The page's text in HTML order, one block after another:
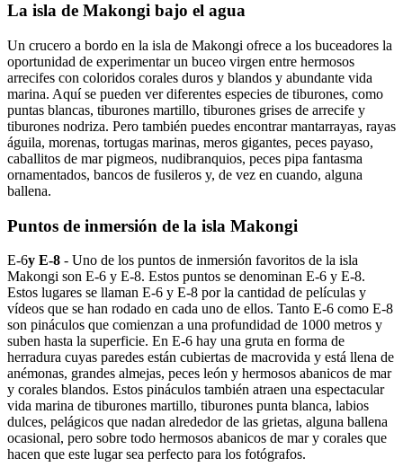
La isla de Makongi bajo el agua
Un crucero a bordo en la isla de Makongi ofrece a los buceadores la
oportunidad de experimentar un buceo virgen entre hermosos
arrecifes con coloridos corales duros y blandos y abundante vida
marina. Aquí se pueden ver diferentes especies de tiburones, como
puntas blancas, tiburones martillo, tiburones grises de arrecife y
tiburones nodriza. Pero también puedes encontrar mantarrayas, rayas
águila, morenas, tortugas marinas, meros gigantes, peces payaso,
caballitos de mar pigmeos, nudibranquios, peces pipa fantasma
ornamentados, bancos de fusileros y, de vez en cuando, alguna
ballena.
Puntos de inmersión de la isla Makongi
E-6y E-8 - Uno de los puntos de inmersión favoritos de la isla
Makongi son E-6 y E-8. Estos puntos se denominan E-6 y E-8.
Estos lugares se llaman E-6 y E-8 por la cantidad de películas y
vídeos que se han rodado en cada uno de ellos. Tanto E-6 como E-8
son pináculos que comienzan a una profundidad de 1000 metros y
suben hasta la superficie. En E-6 hay una gruta en forma de
herradura cuyas paredes están cubiertas de macrovida y está llena de
anémonas, grandes almejas, peces león y hermosos abanicos de mar
y corales blandos. Estos pináculos también atraen una espectacular
vida marina de tiburones martillo, tiburones punta blanca, labios
dulces, pelágicos que nadan alrededor de las grietas, alguna ballena
ocasional, pero sobre todo hermosos abanicos de mar y corales que
hacen que este lugar sea perfecto para los fotógrafos.